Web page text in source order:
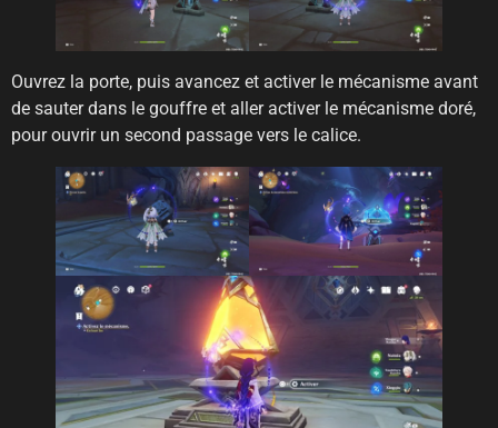
Ouvrez la porte, puis avancez et activer le mécanisme avant
de sauter dans le gouffre et aller activer le mécanisme doré,
pour ouvrir un second passage vers le calice.